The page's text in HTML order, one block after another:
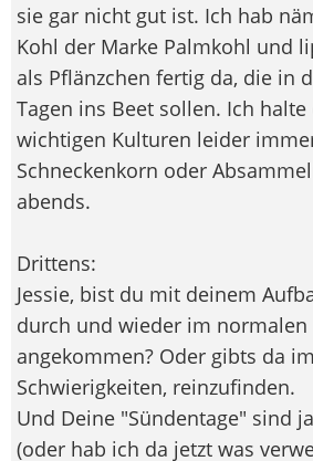
sie gar nicht gut ist. Ich hab
Kohl der Marke Palmkohl und
als Pflänzchen fertig da, die in
Tagen ins Beet sollen. Ich
wichtigen Kulturen leider
Schneckenkorn oder
abends.
Drittens:
Jessie, bist du mit deinem
durch und wieder im normalen
angekommen? Oder gibts da
Schwierigkeiten, reinzufinden.
Und Deine "Sündentage" sind
(oder hab ich da jetzt was